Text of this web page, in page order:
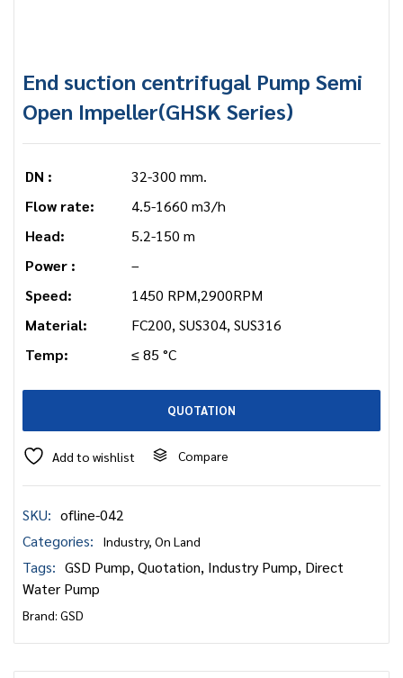
End suction centrifugal Pump Semi
Open Impeller(GHSK Series)
DN :
32-300 mm.
Flow rate:
4.5-1660 m3/h
Head:
5.2-150 m
Power :
–
Speed:
1450 RPM,2900RPM
Material:
FC200, SUS304, SUS316
Temp:
≤ 85 °C
QUOTATION
Add to wishlist Compare
SKU: ofline-042
Categories:
Industry, On Land
Tags: GSD Pump,Quotation, Industry Pump, Direct
Water Pump
Brand: GSD